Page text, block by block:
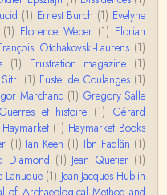
de la hiérarchie ne me s
de discussion – …
c'est toujours de ma f
les pénis, c'est de cell
une société pat…
(1) Ernest Burch (1) Evelyne
(1) Florence Weber (1) Florian
Otchakovski-Laurens (1)
(1) Frustration magazine (1)
(1) Fustel de Coulanges (1)
Marchand (1) Gregory Salle
Guerres et histoire (1) Gérard
Haymarket (1) Haymarket Books
(1) Ian Keen (1) Ibn Fadlân (1)
Diamond (1) Jean Quetier (1)
Lanuque (1) Jean-Jacques Hublin
of Archaeological Method and